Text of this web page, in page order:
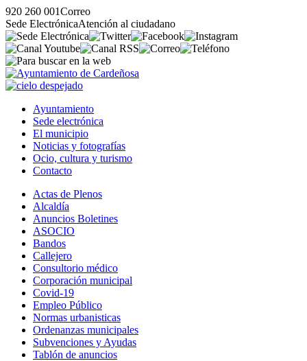
920 260 001Correo
Sede ElectrónicaAtención al ciudadano
Ayuntamiento
Sede electrónica
El municipio
Noticias y fotografías
Ocio, cultura y turismo
Contacto
Actas de Plenos
Alcaldía
Anuncios Boletines
ASOCIO
Bandos
Callejero
Consultorio médico
Corporación municipal
Covid-19
Empleo Público
Normas urbanisticas
Ordenanzas municipales
Subvenciones y Ayudas
Tablón de anuncios